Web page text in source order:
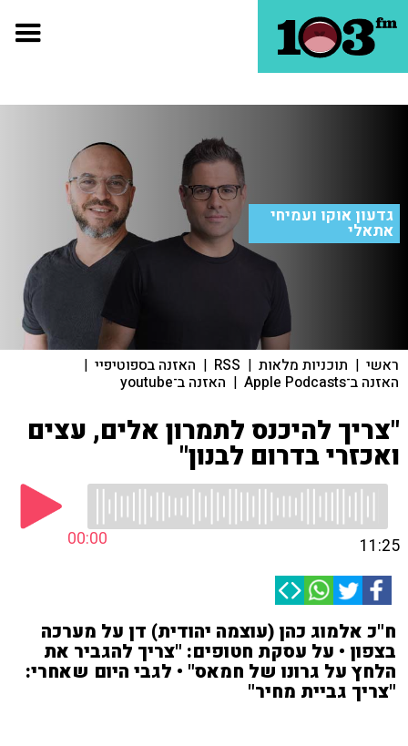
גדעון אוקו ועמיחי
אתאלי
ראשי | תוכניות מלאות |
RSS
| האזנה בספוטיפיי |
האזנה ב־Apple Podcasts | האזנה ב־youtube
"צריך להיכנס לתמרון אלים, עצים
ואכזרי בדרום לבנון"
00:00 11:25
ח"כ אלמוג כהן (עוצמה יהודית) דן על מערכה
בצפון • על עסקת חטופים: "צריך להגביר את
הלחץ על גרונו של חמאס" • לגבי היום שאחרי:
"צריך גביית מחיר"